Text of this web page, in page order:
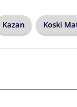
Kazan Koski